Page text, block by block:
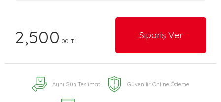
2,500 .00 TL
Sipariş Ver
Aynı Gün Teslimat Güvenilir Online Ödeme